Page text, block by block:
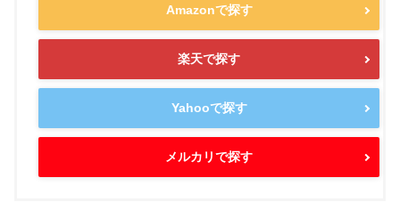
Amazonで探す
楽天で探す
Yahooで探す
メルカリで探す